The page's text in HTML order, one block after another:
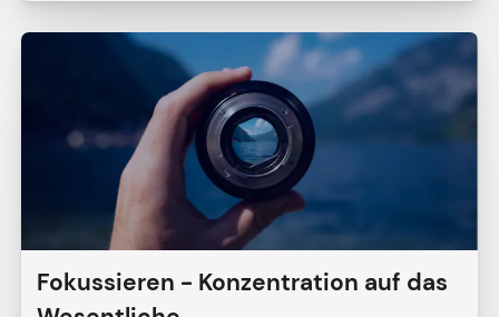
Fokussieren - Konzentration auf das